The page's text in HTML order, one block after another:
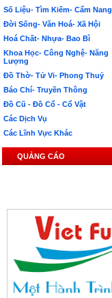
Số Liệu- Tìm Kiếm- Cẩm Nang
Đời Sống- Văn Hoá- Xã Hội
Hoá Chất- Nhựa- Bao Bì
Khoa Học- Công Nghệ- Năng
Lượng
Đồ Thờ- Tử Vi- Phong Thuỷ
Báo Chí- Truyền Thông
Đồ Cũ - Đồ Cổ - Cổ Vật
Các Dịch Vụ
Các Lĩnh Vực Khác
QUẢNG CÁO